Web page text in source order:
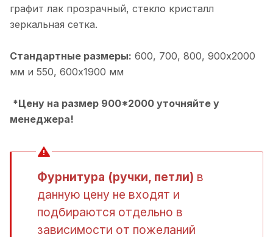
графит лак прозрачный, cтекло кристалл
зеркальная сетка.
Стандартные размеры: 600, 700, 800, 900х2000
мм и 550, 600х1900 мм
*Цену на размер 900*2000 уточняйте у
менеджера!
Фурнитура (ручки, петли) в
данную цену не входят и
подбираются отдельно в
зависимости от пожеланий